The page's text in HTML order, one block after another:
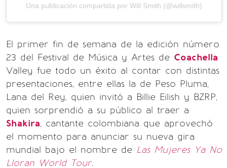
Una publicación compartida por Will Smith (@willsmith)
El primer fin de semana de la edición número
23 del Festival de Música y Artes de Coachella
Valley fue todo un éxito al contar con distintas
presentaciones, entre ellas la de Peso Pluma,
Lana del Rey, quien invitó a Billie Eilish y BZRP,
quien sorprendió a su público al traer a
Shakira, cantante colombiana que aprovechó
el momento para anunciar su nueva gira
mundial bajo el nombre de Las Mujeres Ya No
Lloran World Tour.